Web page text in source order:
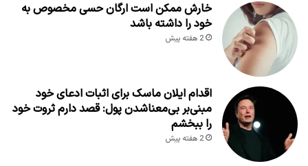
خارش ممکن است ارگان حسی مخصوص به
خود را داشته باشد
2 هفته پیش
اقدام ایلان ماسک برای اثبات ادعای خود
مبنی‌بر بی‌معناشدن پول: قصد دارم ثروت خود
را ببخشم
2 هفته پیش